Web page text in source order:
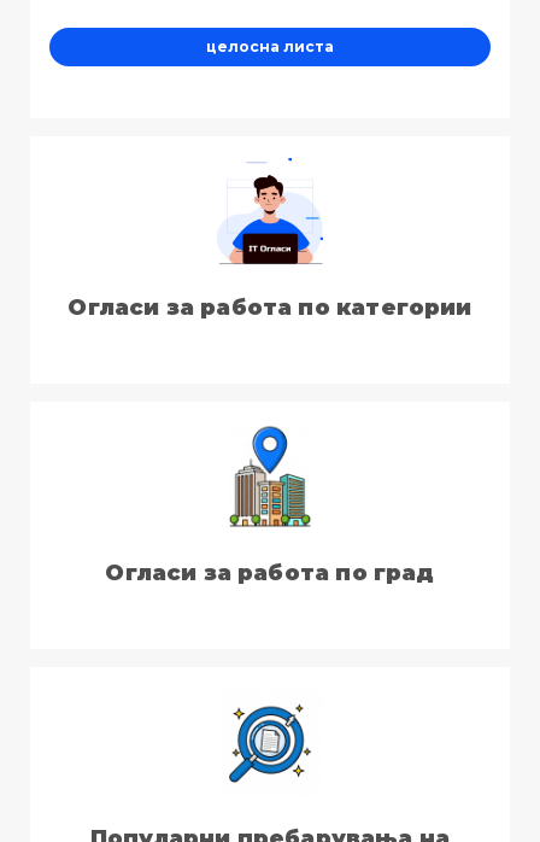
целосна листа
Огласи за работа по категории
Огласи за работа по град